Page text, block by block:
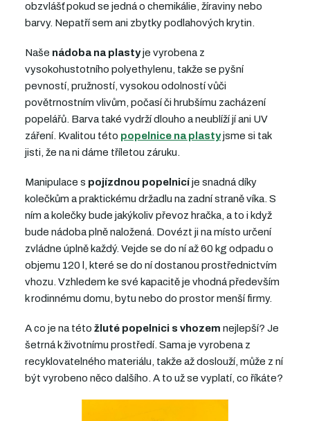
obzvlášť pokud se jedná o chemikálie, žíraviny nebo
barvy. Nepatří sem ani zbytky podlahových krytin.
Naše nádoba na plastyje vyrobena z
vysokohustotního polyethylenu, takže se pyšní
pevností, pružností, vysokou odolností vůči
povětrnostním vlivům, počasí či hrubšímu zacházení
popelářů. Barva také vydrží dlouho a neublíží jí ani UV
záření. Kvalitou této popelnice na plastyjsme si tak
jisti, že na ni dáme tříletou záruku.
Manipulace s pojízdnou popelnicíje snadná díky
kolečkům a praktickému držadlu na zadní straně víka. S
ním a kolečky bude jakýkoliv převoz hračka, a to i když
bude nádoba plně naložená. Dovézt ji na místo určení
zvládne úplně každý. Vejde se do ní až 60 kg odpadu o
objemu 120 l, které se do ní dostanou prostřednictvím
vhozu. Vzhledem ke své kapacitě je vhodná především
k rodinnému domu, bytu nebo do prostor menší firmy.
A co je na této žluté popelnici s vhozem nejlepší? Je
šetrná k životnímu prostředí. Sama je vyrobena z
recyklovatelného materiálu, takže až doslouží, může z ní
být vyrobeno něco dalšího. A to už se vyplatí, co říkáte?